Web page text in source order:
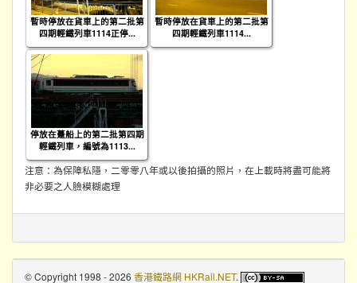
暫時停放在貨車上的第二批第
四期輕鐵列車1114正停...
暫時停放在貨車上的第二批第
四期輕鐵列車1114...
停放在躉船上的第二批第四期
輕鐵列車，編號為1113...
注意：為保障私隱，二零零八年或以後拍攝的照片，在上載時將盡可能將
非必要之人臉模糊處理
© Copyright 1998 - 2026 香港鐵路網 HKRail.NET.